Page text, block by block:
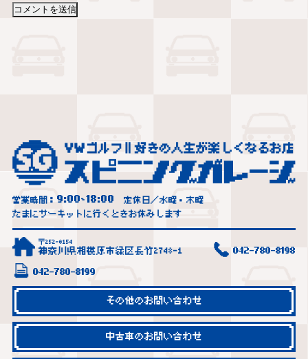
営業時間： 9:00~18:00
定休日／水曜・木曜
たまにサーキットに行くときお休みします
〒252-0154
神奈川県相模原市緑区長竹2748-1 042-780-8198
042-780-8199
その他のお問い合わせ
中古車のお問い合わせ